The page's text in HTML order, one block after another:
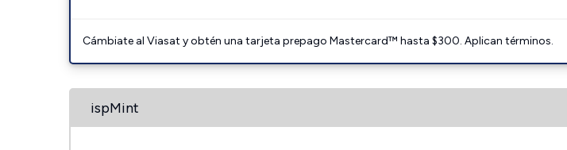
Cámbiate al Viasat y obtén una tarjeta prepago Mastercard™ hasta $300. Aplican términos.
ispMint